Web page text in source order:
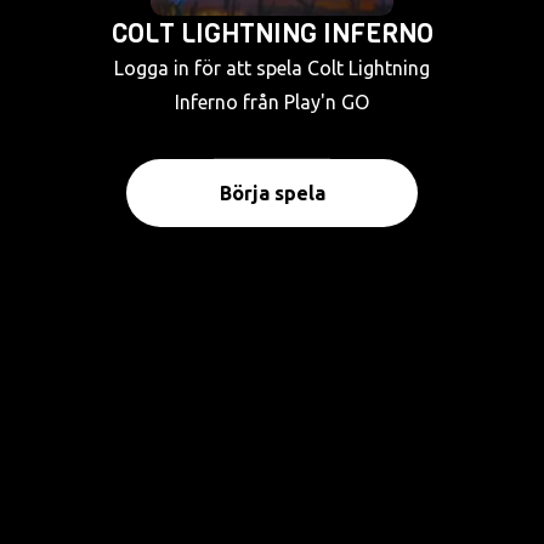
COLT LIGHTNING INFERNO
Logga in för att spela Colt Lightning
Inferno från Play'n GO
Börja spela